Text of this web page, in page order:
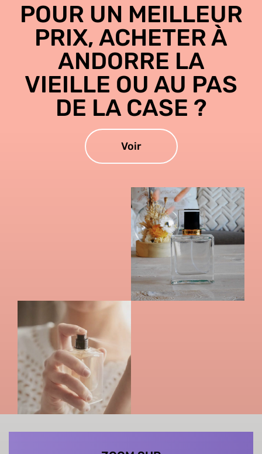
POUR UN MEILLEUR
PRIX, ACHETER À
ANDORRE LA
VIEILLE OU AU PAS
DE LA CASE ?
Voir